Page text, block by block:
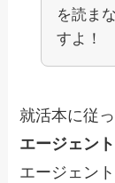
を読ま
すよ！
就活本に従
エージェン
エージェン